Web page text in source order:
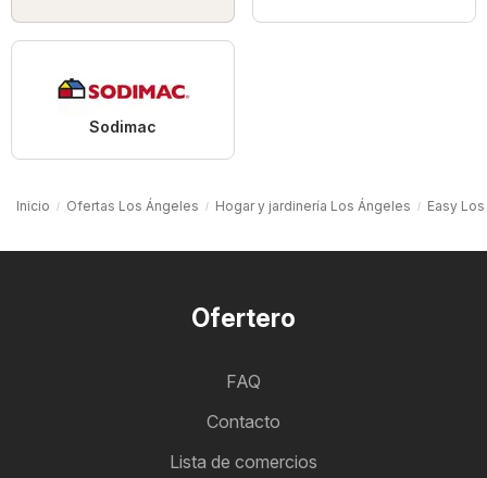
Sodimac
Inicio Ofertas Los Ángeles Hogar y jardinería Los Ángeles Easy
Ofertero
FAQ
Contacto
Lista de comercios